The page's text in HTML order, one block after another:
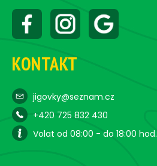
KONTAKT
jigovky@seznam.cz
+420 725 832 430
Volat od 08:00 - do 18:00 hod.